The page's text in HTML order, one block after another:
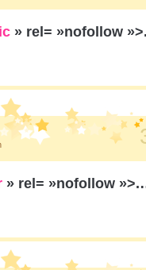
» rel= »nofollow
» rel= »nofollow